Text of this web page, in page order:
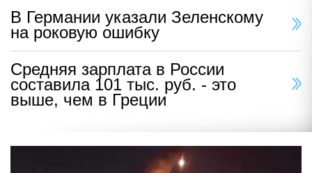
В Германии указали Зеленскому
на роковую ошибку
Средняя зарплата в России
составила 101 тыс. руб. - это
выше, чем в Греции